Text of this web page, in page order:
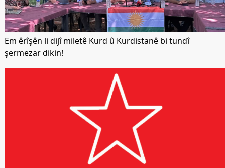
Em êrîşên li dijî miletê Kurd û Kurdistanê bi tundî
şermezar dikin!